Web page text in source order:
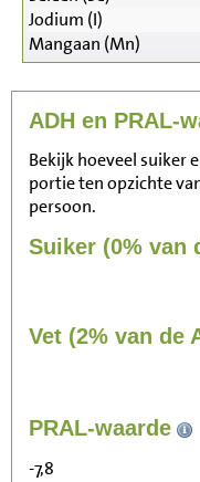
Jodium (I)
Mangaan (Mn)
ADH en PRAL-
Bekijk hoeveel suiker
portie ten opzichte
persoon.
Suiker (0% van
Vet (2% van de
PRAL-waarde
-7,8
Zitten, tv kijken